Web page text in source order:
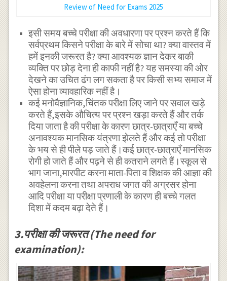
Review of Need for Exams 2025
इसी समय बच्चे परीक्षा की अवधारणा पर प्रश्न करते हैं कि
सर्वप्रथम किसने परीक्षा के बारे में सोचा था? क्या वास्तव में
हमें इनकी जरूरत है? क्या आवश्यक ज्ञान देकर बाकी
व्यक्ति पर छोड़ देना ही काफी नहीं है? यह समस्या की ओर
देखने का उचित ढंग लग सकता है पर किसी सभ्य समाज में
ऐसा होना व्यावहारिक नहीं है।
कई मनोवैज्ञानिक,चिंतक परीक्षा लिए जाने पर सवाल खड़े
करते हैं,इसके औचित्य पर प्रश्न खड़ा करते हैं और तर्क
दिया जाता है की परीक्षा के कारण छात्र-छात्राएँ या बच्चे
अनावश्यक मानसिक यंत्रणा झेलते हैं और कई तो परीक्षा
के भय से ही पीले पड़ जाते हैं।कई छात्र-छात्राएँ मानसिक
रोगी हो जाते हैं और पढ़ने से ही कतराने लगते हैं।स्कूल से
भाग जाना,मारपीट करना माता-पिता व शिक्षक की आज्ञा की
अवहेलना करना तथा अपराध जगत की अग्रसर होना
आदि परीक्षा या परीक्षा प्रणाली के कारण ही बच्चे गलत
दिशा में कदम बढ़ा देते हैं।
3.परीक्षा की जरूरत (The need for
examination):